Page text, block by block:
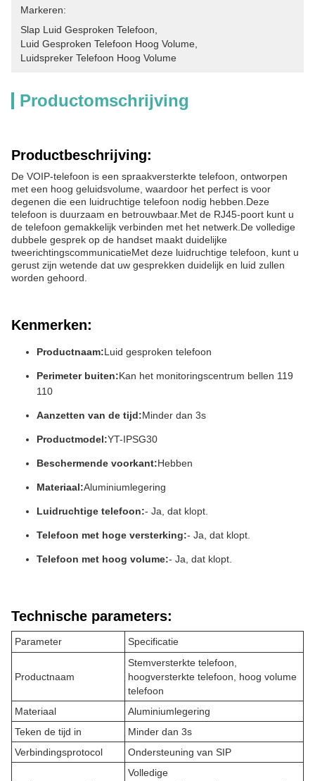
Markeren:
Slap Luid Gesproken Telefoon
Luid Gesproken Telefoon Hoog Volume
Luidspreker Telefoon Hoog Volume
Productomschrijving
Productbeschrijving:
De VOIP-telefoon is een spraakversterkte telefoon, ontworpen
met een hoog geluidsvolume, waardoor het perfect is voor
degenen die een luidruchtige telefoon nodig hebben.Deze
telefoon is duurzaam en betrouwbaar.Met de RJ45-poort kunt u
de telefoon gemakkelijk verbinden met het netwerk.De volledige
dubbele gesprek op de handset maakt duidelijke
tweerichtingscommunicatieMet deze luidruchtige telefoon, kunt u
gerust zijn wetende dat uw gesprekken duidelijk en luid zullen
worden gehoord.
Kenmerken:
Productnaam:Luid gesproken telefoon
Perimeter buiten:Kan het monitoringscentrum bellen 119
110
Aanzetten van de tijd:Minder dan 3s
Productmodel:YT-IPSG30
Beschermende voorkant:Hebben
Materiaal:Aluminiumlegering
Luidruchtige telefoon:- Ja, dat klopt.
Telefoon met hoge versterking:- Ja, dat klopt.
Telefoon met hoog volume:- Ja, dat klopt.
Technische parameters:
Parameter Specificatie
Productnaam
Stemversterkte telefoon,
hoogversterkte telefoon, hoog volume
telefoon
Materiaal
Aluminiumlegering
Teken de tijd in
Minder dan 3s
Verbindingsprotocol
Ondersteuning van SIP
Volledige